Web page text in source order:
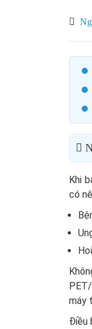
Khi
có
máy
Điều